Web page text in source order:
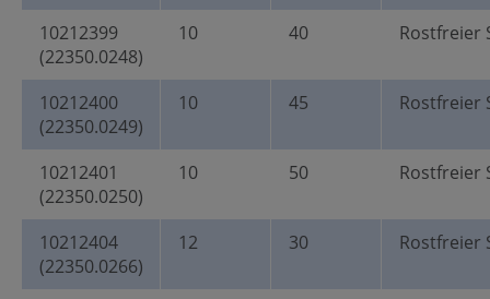
10212399
(22350.0248)
10 40 Rostfreier
10212400
(22350.0249)
10 45 Rostfreier
10212401
(22350.0250)
10 50 Rostfreier
10212404
(22350.0266)
12 30 Rostfreier